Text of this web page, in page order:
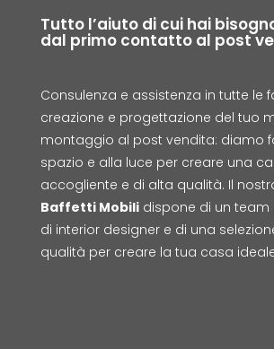
Tutto l’aiuto di cui hai
dal primo contatto al post
Consulenza e assistenza in tutte le
creazione e progettazione del tuo
montaggio al post vendita: diamo
spazio e alla luce per creare una
accogliente e di alta qualità. Il
Baffetti Mobilidispone di un team
di interior designer e di una
qualità per creare la tua casa